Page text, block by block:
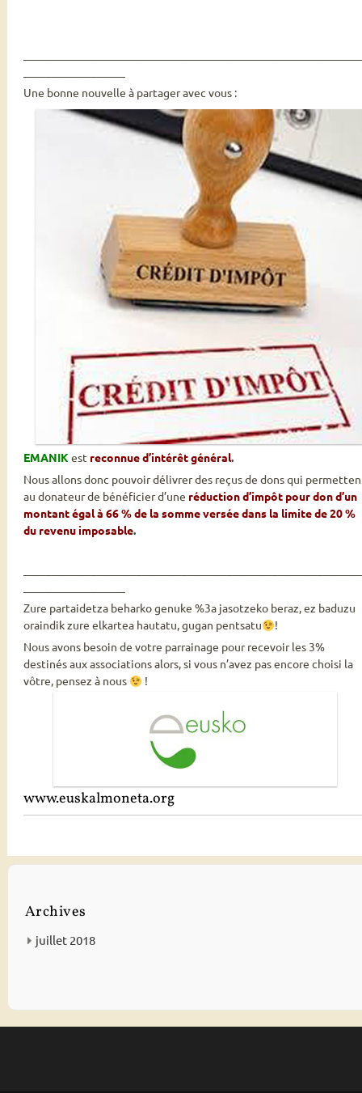
Une bonne nouvelle à partager avec vous :
EMANIK est reconnue d’intérêt général.
Nous allons donc pouvoir délivrer des reçus de dons qui
au donateur de bénéficier d’une réduction d’impôt pour don d’un
montant égal à 66 % de la somme versée dans la limite de 20 %
du revenu imposable.
Zure partaidetza beharko genuke %3a jasotzeko beraz, ez baduzu
oraindik zure elkartea hautatu, gugan pentsatu
!
Nous avons besoin de votre parrainage pour recevoir les 3%
destinés aux associations alors, si vous n’avez pas encore choisi la
vôtre, pensez à nous
!
www.euskalmoneta.org
Archives
juillet 2018